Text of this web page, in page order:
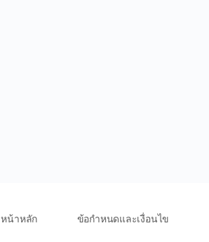
หน้าหลัก ข้อกำหนดและเงื่อนไข